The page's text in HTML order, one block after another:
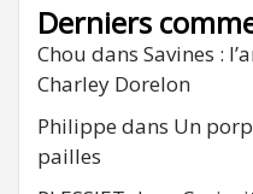
Derniers
Chou dans Savines :
Charley Dorelon
Philippe dans Un
pailles